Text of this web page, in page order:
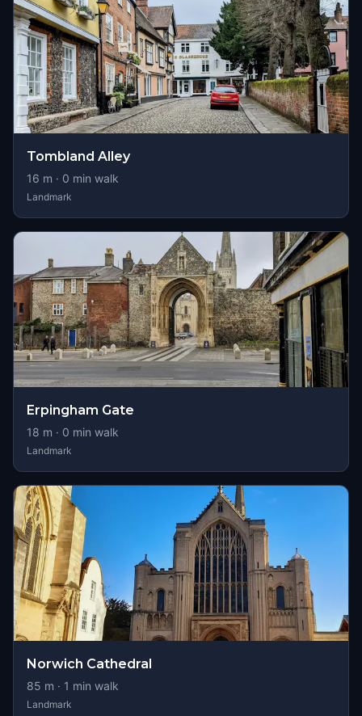
Tombland Alley
16 m · 0 min walk
Landmark
Erpingham Gate
18 m · 0 min walk
Landmark
Norwich Cathedral
85 m · 1 min walk
Landmark